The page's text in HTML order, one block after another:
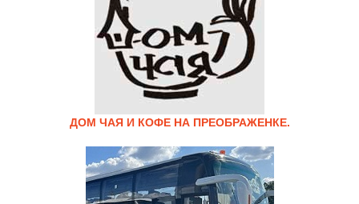
ДОМ ЧАЯ И КОФЕ НА ПРЕОБРАЖЕНКЕ.